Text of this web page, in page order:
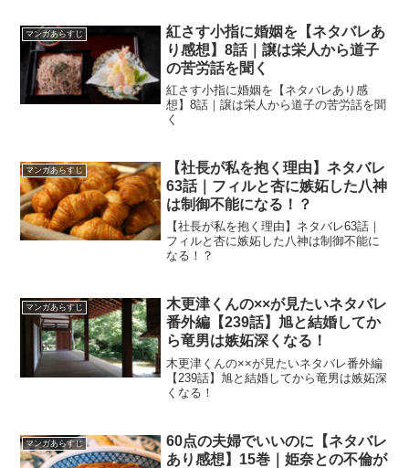
マンガあらすじ
紅さす小指に婚姻を【ネタバレあ
り感想】8話｜譲は栄人から道子
の苦労話を聞く
紅さす小指に婚姻を【ネタバレあり感
想】8話｜譲は栄人から道子の苦労話を聞
く
マンガあらすじ
【社長が私を抱く理由】ネタバレ
63話｜フィルと杏に嫉妬した八神
は制御不能になる！？
【社長が私を抱く理由】ネタバレ63話｜
フィルと杏に嫉妬した八神は制御不能に
なる！？
マンガあらすじ
木更津くんの××が見たいネタバレ
番外編【239話】旭と結婚してか
ら竜男は嫉妬深くなる！
木更津くんの××が見たいネタバレ番外編
【239話】旭と結婚してから竜男は嫉妬深
くなる！
マンガあらすじ
60点の夫婦でいいのに【ネタバレ
あり感想】15巻｜姫奈との不倫が